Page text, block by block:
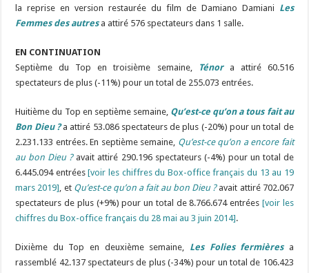
la reprise en version restaurée du film de Damiano Damiani Les
Femmes des autresa attiré 576 spectateurs dans 1 salle.
EN CONTINUATION
Septième du Top en troisième semaine,
Ténor
a attiré 60.516
spectateurs de plus (-11%) pour un total de 255.073 entrées.
Huitième du Top en septième semaine, Qu’est-ce qu’on a tous fait au
Bon Dieu ? a attiré 53.086 spectateurs de plus (-20%) pour un total de
2.231.133 entrées. En septième semaine, Qu’est-ce qu’on a encore fait
au bon Dieu ?avait attiré 290.196 spectateurs (-4%) pour un total de
6.445.094 entrées[voir les chiffres du Box-office français du 13 au 19
mars 2019] , et Qu’est-ce qu’on a fait au bon Dieu ?avait attiré 702.067
spectateurs de plus (+9%) pour un total de 8.766.674 entrées [voir les
chiffres du Box-office français du 28 mai au 3 juin 2014].
Dixième du Top en deuxième semaine, Les Folies fermièresa
rassemblé 42.137 spectateurs de plus (-34%) pour un total de 106.423